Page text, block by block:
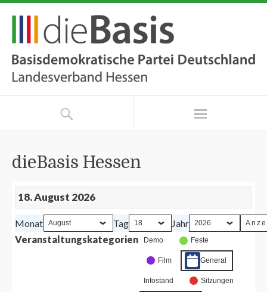
dieBasis Hessen
18. August 2026
Monat Tag
Jahr
Veranstaltungskategorien
Demo Feste
Film General
Infostand Sitzungen